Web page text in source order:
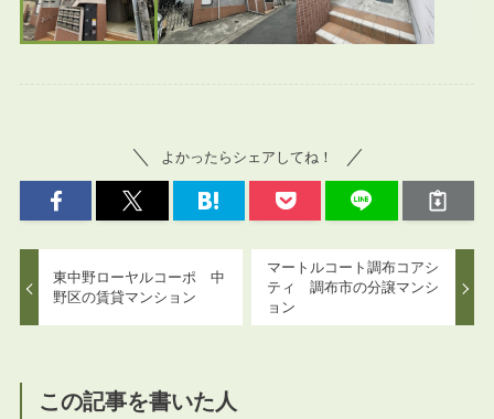
よかったらシェアしてね！
東中野ローヤルコーポ 中
野区の賃貸マンション
マートルコート調布コアシ
ティ 調布市の分譲マンシ
ョン
この記事を書いた人